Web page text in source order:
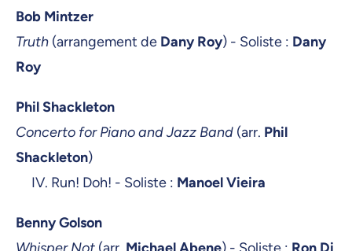
Bob Mintzer
Truth (arrangement de Dany Roy) - Soliste : Dany
Roy
Phil Shackleton
Concerto for Piano and Jazz Band (arr. Phil
Shackleton)
IV. Run! Doh! - Soliste : Manoel Vieira
Benny Golson